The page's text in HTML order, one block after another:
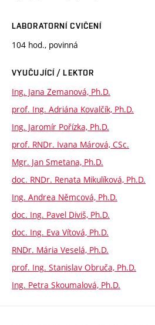
LABORATORNÍ CVIČENÍ
104 hod., povinná
VYUČUJÍCÍ / LEKTOR
Ing. Jana Zemanová, Ph.D.
prof. Ing. Adriána Kovalčík, Ph.D.
Ing. Jaromír Pořízka, Ph.D.
prof. RNDr. Ivana Márová, CSc.
Mgr. Jan Smetana, Ph.D.
doc. RNDr. Renata Mikulíková, Ph.D.
Ing. Andrea Němcová, Ph.D.
doc. Ing. Pavel Diviš, Ph.D.
doc. Ing. Eva Vítová, Ph.D.
RNDr. Mária Veselá, Ph.D.
prof. Ing. Stanislav Obruča, Ph.D.
Ing. Petra Skoumalová, Ph.D.